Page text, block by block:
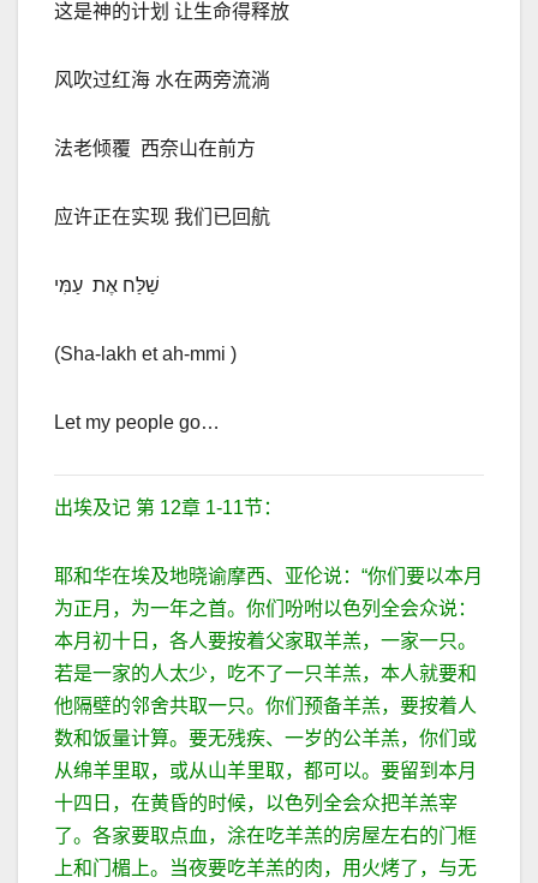
这是神的计划 让生命得释放
风吹过红海 水在两旁流淌
法老倾覆 西奈山在前方
应许正在实现 我们已回航
שַׁלַּח אֶת עַמִּי
(Sha-lakh et ah-mmi )
Let my people go…
出埃及记 第 12章 1-11节：
耶和华在埃及地晓谕摩西、亚伦说： “你们要以本月
为正月，为一年之首。你们吩咐以色列全会众说：
本月初十日，各人要按着父家取羊羔，一家一只。
若是一家的人太少，吃不了一只羊羔，本人就要和
他隔壁的邻舍共取一只。你们预备羊羔，要按着人
数和饭量计算。要无残疾、一岁的公羊羔，你们或
从绵羊里取，或从山羊里取，都可以。要留到本月
十四日，在黄昏的时候，以色列全会众把羊羔宰
了。各家要取点血，涂在吃羊羔的房屋左右的门框
上和门楣上。当夜要吃羊羔的肉，用火烤了，与无